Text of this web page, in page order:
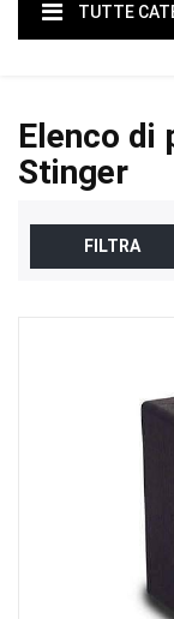
TUTTE
Elenco di
Stinger
FILTRA